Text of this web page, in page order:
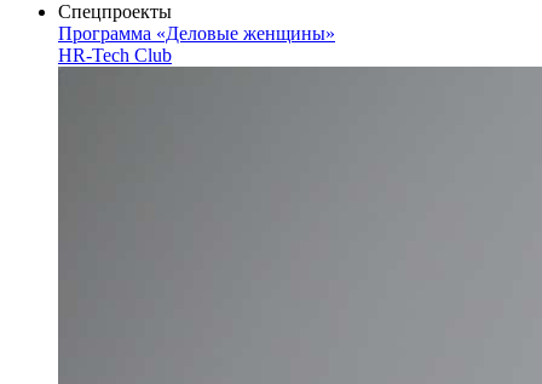
Спецпроекты
Программа «Деловые женщины»
HR-Tech Club